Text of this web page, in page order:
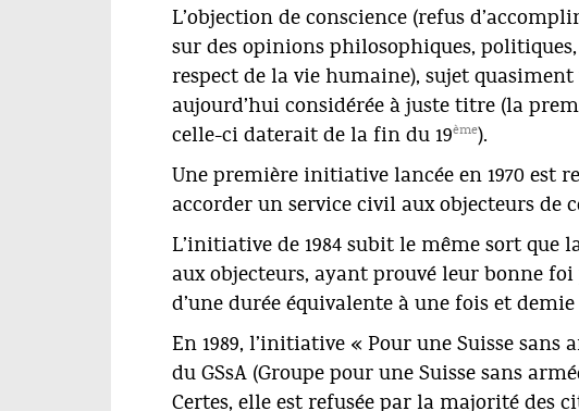
L’objection de conscience (refus
sur des opinions philosophiques, politiques,
respect de la vie humaine), sujet
aujourd’hui considérée à juste titre (la
celle-ci daterait de la fin du 19ème).
Une première initiative lancée en 1970 est
accorder un service civil aux objecteurs de
L’initiative de 1984 subit le même sort que
aux objecteurs, ayant prouvé leur bonne foi
d’une durée équivalente à une fois et
En 1989, l’initiative « Pour une Suisse
du GSsA (Groupe pour une Suisse sans
Certes, elle est refusée par la majorité des